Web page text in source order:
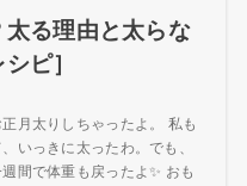
る理由と太らな
ピ］
月太りしちゃったよ。 私も
いっきに太ったわ。でも、
間で体重も戻ったよ✨ おも